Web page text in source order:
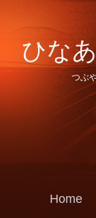
ひな
つぶ
Home